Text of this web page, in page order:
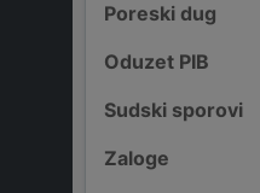
Poreski dug
Oduzet PIB
Sudski sporovi
Zaloge